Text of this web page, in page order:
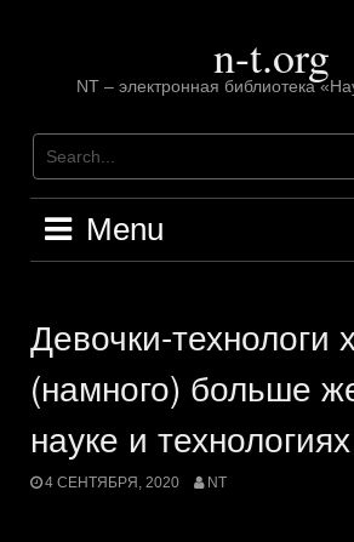
n-t.org
NT – электронная библиотека
Menu
Девочки-технологи
(намного) больше
науке и технологиях
4 СЕНТЯБРЯ, 2020 NT